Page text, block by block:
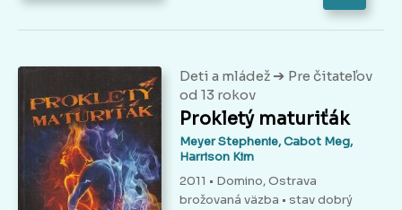
Deti a mládež ➔ Pre čitateľov
od 13 rokov
Prokletý maturiťák
Meyer Stephenie, Cabot Meg,
Harrison Kim
2011 • Domino, Ostrava
brožovaná väzba • stav dobrý